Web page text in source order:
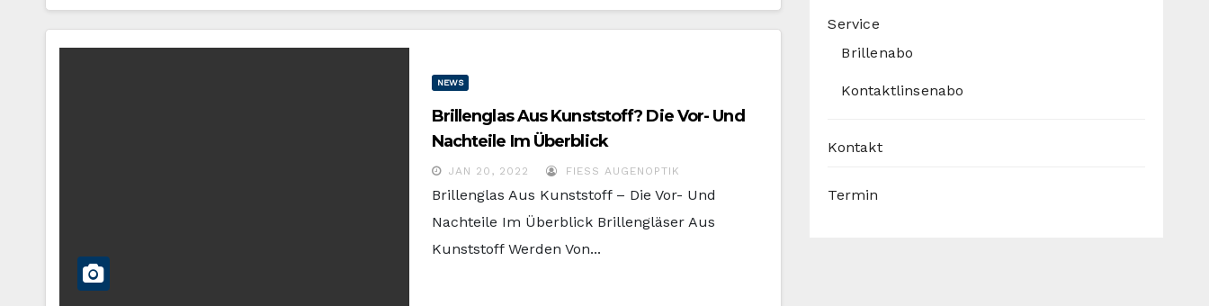
NEWS
Brillenglas Aus Kunststoff? Die Vor- Und
Nachteile Im Überblick
JAN 20, 2022 FIESS AUGENOPTIK
Brillenglas Aus Kunststoff – Die Vor- Und
Nachteile Im Überblick Brillengläser Aus
Kunststoff Werden Von...
Service
Brillenabo
Kontaktlinsenabo
Kontakt
Termin